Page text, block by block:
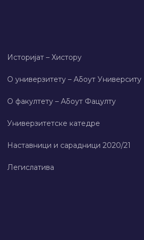
Историјат – Хисторy
О универзитету – Абоут Университy
О факултету – Абоут Фацултy
Универзитетске катедре
Наставници и сарадници 2020/21
Легислатива